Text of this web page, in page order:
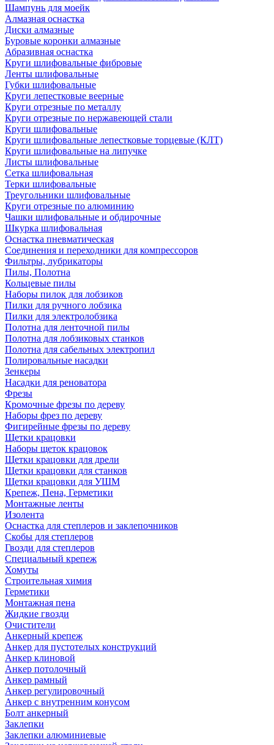
Шампунь для моейк
Алмазная оснастка
Диски алмазные
Буровые коронки алмазные
Абразивная оснастка
Круги шлифовальные фибровые
Ленты шлифовальные
Губки шлифовальные
Круги лепестковые веерные
Круги отрезные по металлу
Круги отрезные по нержавеющей стали
Круги шлифовальные
Круги шлифовальные лепестковые торцевые (КЛТ)
Круги шлифовальные на липучке
Листы шлифовальные
Сетка шлифовальная
Терки шлифовальные
Треугольники шлифовальные
Круги отрезные по алюминию
Чашки шлифовальные и обдирочные
Шкурка шлифовальная
Оснастка пневматическая
Соединения и переходники для компрессоров
Фильтры, лубрикаторы
Пилы, Полотна
Кольцевые пилы
Наборы пилок для лобзиков
Пилки для ручного лобзика
Пилки для электролобзика
Полотна для ленточной пилы
Полотна для лобзиковых станков
Полотна для сабельных электропил
Полировальные насадки
Зенкеры
Насадки для реноватора
Фрезы
Кромочные фрезы по дереву
Наборы фрез по дереву
Фигирейные фрезы по дереву
Щетки крацовки
Наборы щеток крацовок
Щетки крацовки для дрели
Щетки крацовки для станков
Щетки крацовки для УШМ
Крепеж, Пена, Герметики
Монтажные ленты
Изолента
Оснастка для степлеров и заклепочников
Скобы для степлеров
Гвозди для степлеров
Специальный крепеж
Хомуты
Строительная химия
Герметики
Монтажная пена
Жидкие гвозди
Очистители
Анкерный крепеж
Анкер для пустотелых конструкций
Анкер клиновой
Анкер потолочный
Анкер рамный
Анкер регулировочный
Анкер с внутренним конусом
Болт анкерный
Заклепки
Заклепки алюминиевые